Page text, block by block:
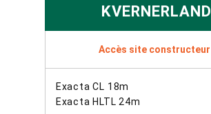
KVERNERLAND
Accès site constructeur
Exacta CL 18m
Exacta HLTL 24m